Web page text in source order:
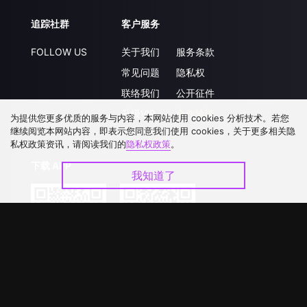
追踪社群
FOLLOW US
客户服务
关于我们
常见问题
联络我们
升级VIP
服务条款
隐私权
公开征件
合作洽談
下载 APP
为提供您更多优质的服务与内容，本网站使用 cookies 分析技术。若您
继续阅览本网站内容，即表示您同意我们使用 cookies，关于更多相关隐
私权政策资讯，请阅读我们的隐私权政策。
我知道了